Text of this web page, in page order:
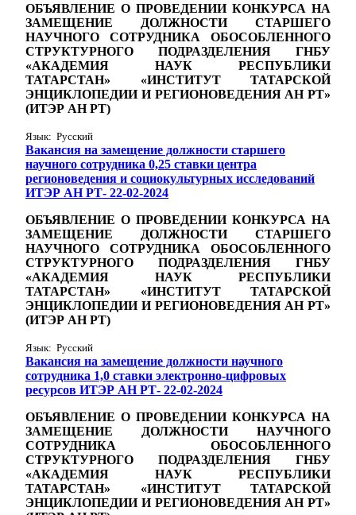
ОБЪЯВЛЕНИЕ О ПРОВЕДЕНИИ КОНКУРСА НА
ЗАМЕЩЕНИЕ ДОЛЖНОСТИ СТАРШЕГО
НАУЧНОГО СОТРУДНИКА ОБОСОБЛЕННОГО
СТРУКТУРНОГО ПОДРАЗДЕЛЕНИЯ ГНБУ
«АКАДЕМИЯ НАУК РЕСПУБЛИКИ
ТАТАРСТАН» «ИНСТИТУТ ТАТАРСКОЙ
ЭНЦИКЛОПЕДИИ И РЕГИОНОВЕДЕНИЯ АН РТ»
(ИТЭР АН РТ)
Язык: Русский
Вакансия на замещение должности старшего
научного сотрудника 0,25 ставки центра
регионоведения и социокультурных исследований
ИТЭР АН РТ- 22-02-2024
ОБЪЯВЛЕНИЕ О ПРОВЕДЕНИИ КОНКУРСА НА
ЗАМЕЩЕНИЕ ДОЛЖНОСТИ СТАРШЕГО
НАУЧНОГО СОТРУДНИКА ОБОСОБЛЕННОГО
СТРУКТУРНОГО ПОДРАЗДЕЛЕНИЯ ГНБУ
«АКАДЕМИЯ НАУК РЕСПУБЛИКИ
ТАТАРСТАН» «ИНСТИТУТ ТАТАРСКОЙ
ЭНЦИКЛОПЕДИИ И РЕГИОНОВЕДЕНИЯ АН РТ»
(ИТЭР АН РТ)
Язык: Русский
Вакансия на замещение должности научного
сотрудника 1,0 ставки электронно-цифровых
ресурсов ИТЭР АН РТ- 22-02-2024
ОБЪЯВЛЕНИЕ О ПРОВЕДЕНИИ КОНКУРСА НА
ЗАМЕЩЕНИЕ ДОЛЖНОСТИ НАУЧНОГО
СОТРУДНИКА ОБОСОБЛЕННОГО
СТРУКТУРНОГО ПОДРАЗДЕЛЕНИЯ ГНБУ
«АКАДЕМИЯ НАУК РЕСПУБЛИКИ
ТАТАРСТАН» «ИНСТИТУТ ТАТАРСКОЙ
ЭНЦИКЛОПЕДИИ И РЕГИОНОВЕДЕНИЯ АН РТ»